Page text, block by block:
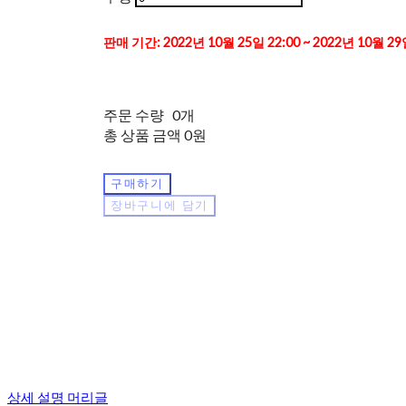
판매 기간: 2022년 10월 25일 22:00 ~ 2022년 10월 29
주문 수량 0개
총 상품 금액 0원
구매하기
장바구니에 담기
상세 설명 머리글